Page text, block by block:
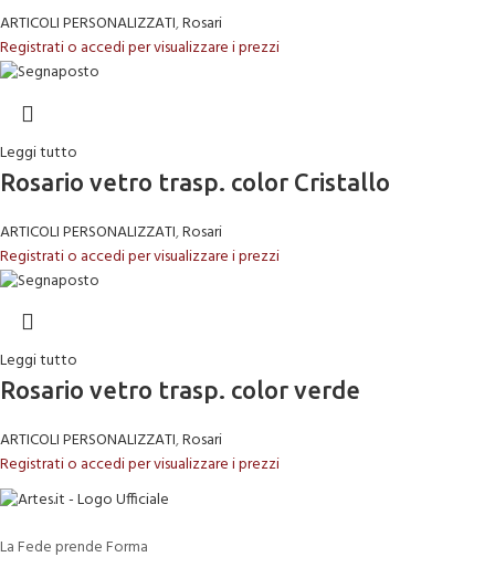
ARTICOLI PERSONALIZZATI,Rosari
Registrati o accedi per visualizzare i prezzi
Leggi tutto
Rosario vetro trasp. color Cristallo
ARTICOLI PERSONALIZZATI,Rosari
Registrati o accedi per visualizzare i prezzi
Leggi tutto
Rosario vetro trasp. color verde
ARTICOLI PERSONALIZZATI,Rosari
Registrati o accedi per visualizzare i prezzi
La Fede prende Forma